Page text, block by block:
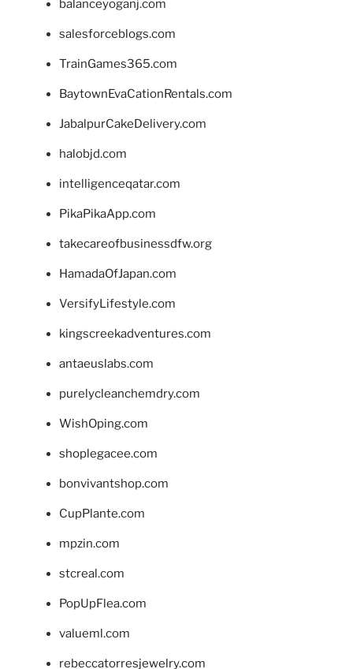
balanceyoganj.com
salesforceblogs.com
TrainGames365.com
BaytownEvaCationRentals.com
JabalpurCakeDelivery.com
halobjd.com
intelligenceqatar.com
PikaPikaApp.com
takecareofbusinessdfw.org
HamadaOfJapan.com
VersifyLifestyle.com
kingscreekadventures.com
antaeuslabs.com
purelycleanchemdry.com
WishOping.com
shoplegacee.com
bonvivantshop.com
CupPlante.com
mpzin.com
stcreal.com
PopUpFlea.com
valueml.com
rebeccatorresjewelry.com